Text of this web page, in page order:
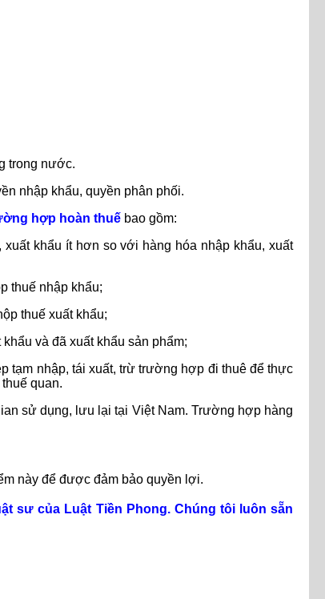
trong nước.
nhập khẩu, quyền phân phối.
hợp hoàn thuế bao gồm:
khẩu ít hơn so với hàng hóa nhập khẩu, xuất
thuế nhập khẩu;
thuế xuất khẩu;
và đã xuất khẩu sản phẩm;
tạm nhập, tái xuất, trừ trường hợp đi thuê để thực
quan.
sử dụng, lưu lại tại Việt Nam. Trường hợp hàng
này để được đảm bảo quyền lợi.
sư của Luật Tiền Phong. Chúng tôi luôn sẵn